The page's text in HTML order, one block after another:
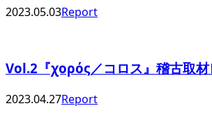
2023.05.03Report
Vol.2『χορός／コロス』稽古取材
2023.04.27Report